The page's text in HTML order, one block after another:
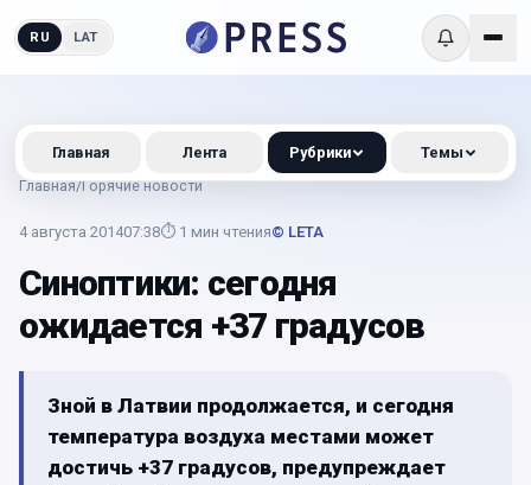
RU LAT
Главная/Горячие новости
4 августа 201407:38⏱ 1 мин чтения© LETA
Синоптики: сегодня
ожидается +37 градусов
Зной в Латвии продолжается, и сегодня
температура воздуха местами может
достичь +37 градусов, предупреждает
Главная Лента Рубрики Темы